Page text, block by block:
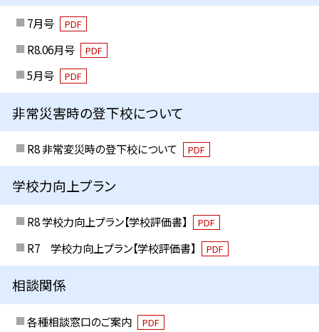
7月号 PDF
R8.06月号 PDF
5月号 PDF
非常災害時の登下校について
R8 非常変災時の登下校について PDF
学校力向上プラン
R8 学校力向上プラン【学校評価書】 PDF
R7 学校力向上プラン【学校評価書】 PDF
相談関係
各種相談窓口のご案内 PDF